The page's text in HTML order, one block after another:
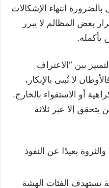
انتهاء الإشكالات
بعض المظالم لا يبرر
بين “الاعتراف
لا تُبنى بالإنكار،
أو الاستقواء بالخارج.
يتحقق إلا عبر ثلاثة
بعيدًا عن النفوذ
تستهدف الفئات الهشة